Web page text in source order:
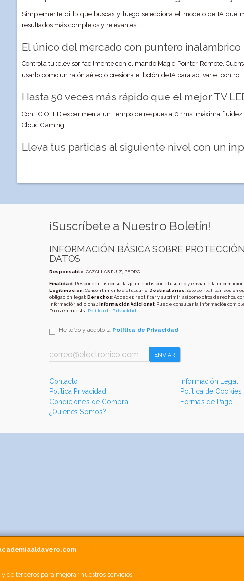
Simplemente di lo que buscas y luego selecciona el modelo de IA que
resultados más completos y relevantes.
El único del mercado con puntero
Controla tu televisor fácilmente con el mando Magic Pointer Remote.
usarlo como un ratón aéreo o presiona el botón de IA para activar el control
Hasta 50 veces más rápido que el mejor TV
Con LG OLED experimenta un tiempo de respuesta 0.1ms, máxima
Cloud Gaming.
Lleva tus partidas al siguiente nivel con un
de terceros para mejorar nuestros servicios.
¡Suscríbete a Nuestro Boletín!
INFORMACIÓN BÁSICA SOBRE
DATOS
Responsable: CAZALLAS RUIZ, PEDRO
Finalidad: Responder las consultas planteadas por el usuario y enviarle la información
Legitimación: Consentimiento del usuario; Destinatarios: Solo se realizan
obligación legal;Derechos: Acceder, rectificar y suprimir, así como otros derechos,
información adicional; Información Adicional: Puede consultar la información
Datos en nuestra Política de Privacidad
He leído y acepto la Política de Privacidad.
ENVIAR
Contacto
Información Legal
Política Privacidad
Política de Cookies
Condiciones de Compra
Formas de Pago
¿Quienes Somos?